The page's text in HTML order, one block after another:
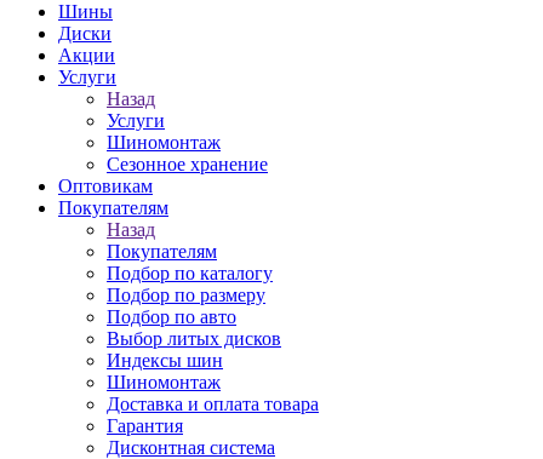
Шины
Диски
Акции
Услуги
Назад
Услуги
Шиномонтаж
Сезонное хранение
Оптовикам
Покупателям
Назад
Покупателям
Подбор по каталогу
Подбор по размеру
Подбор по авто
Выбор литых дисков
Индексы шин
Шиномонтаж
Доставка и оплата товара
Гарантия
Дисконтная система